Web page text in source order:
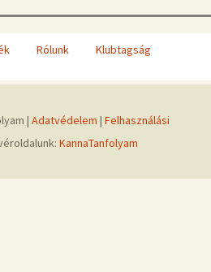
Rólunk Klubtagság
| Adatvédelem | Felhasználási
KannaTanfolyam